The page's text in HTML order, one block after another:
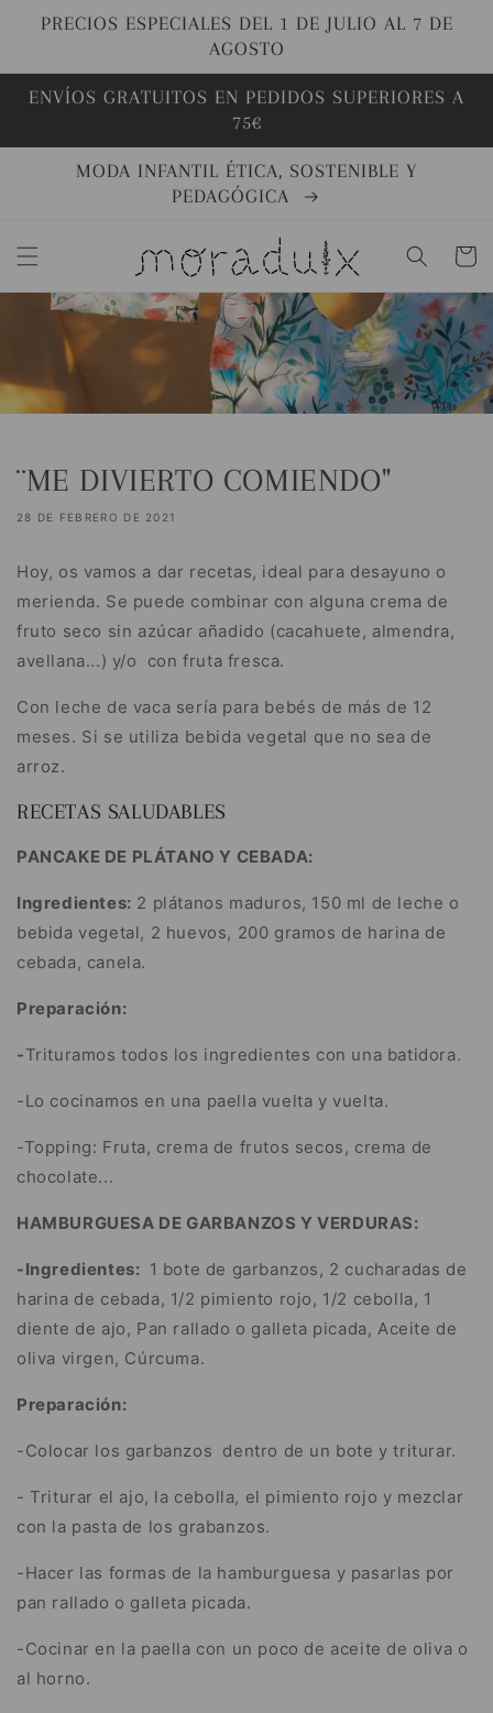
directamente
PRECIOS ESPECIALES DEL 1 DE JULIO AL 7 DE
AGOSTO
ENVÍOS GRATUITOS EN PEDIDOS SUPERIORES A
75€
MODA INFANTIL ÉTICA, SOSTENIBLE Y
PEDAGÓGICA
Carrito
¨ME DIVIERTO COMIENDO"
28 DE FEBRERO DE 2021
Hoy, os vamos a dar recetas, ideal para desayuno o
merienda. Se puede combinar con alguna crema de
fruto seco sin azúcar añadido (cacahuete, almendra,
avellana...) y/o con fruta fresca.
Con leche de vaca sería para bebés de más de 12
meses. Si se utiliza bebida vegetal que no sea de
arroz.
RECETAS SALUDABLES
PANCAKE DE PLÁTANO Y CEBADA:
Ingredientes: 2 plátanos maduros, 150 ml de leche o
bebida vegetal, 2 huevos, 200 gramos de harina de
cebada, canela.
Preparación:
-Trituramos todos los ingredientes con una batidora.
-Lo cocinamos en una paella vuelta y vuelta.
-Topping: Fruta, crema de frutos secos, crema de
chocolate...
HAMBURGUESA DE GARBANZOS Y VERDURAS:
-Ingredientes: 1 bote de garbanzos, 2 cucharadas de
harina de cebada, 1/2 pimiento rojo, 1/2 cebolla, 1
diente de ajo, Pan rallado o galleta picada, Aceite de
oliva virgen, Cúrcuma.
Preparación:
-Colocar los garbanzos dentro de un bote y triturar.
- Triturar el ajo, la cebolla, el pimiento rojo y mezclar
con la pasta de los grabanzos.
-Hacer las formas de la hamburguesa y pasarlas por
pan rallado o galleta picada.
-Cocinar en la paella con un poco de aceite de oliva o
al horno.